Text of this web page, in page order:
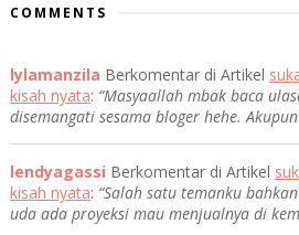
COMMENTS
lylamanzila Berkomentar di Artikel
kisah nyata: “Masyaallah mbak baca
disemangati sesama bloger hehe.
lendyagassi Berkomentar di Artikel
kisah nyata: “Salah satu temanku
uda ada proyeksi mau menjualnya di